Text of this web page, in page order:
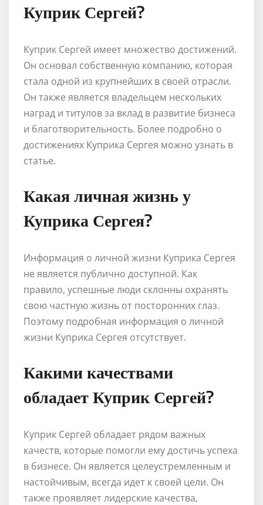
Куприк Сергей?
Куприк Сергей имеет множество достижений.
Он основал собственную компанию, которая
стала одной из крупнейших в своей отрасли.
Он также является владельцем нескольких
наград и титулов за вклад в развитие бизнеса
и благотворительность. Более подробно о
достижениях Куприка Сергея можно узнать в
статье.
Какая личная жизнь у
Куприка Сергея?
Информация о личной жизни Куприка Сергея
не является публично доступной. Как
правило, успешные люди склонны охранять
свою частную жизнь от посторонних глаз.
Поэтому подробная информация о личной
жизни Куприка Сергея отсутствует.
Какими качествами
обладает Куприк Сергей?
Куприк Сергей обладает рядом важных
качеств, которые помогли ему достичь успеха
в бизнесе. Он является целеустремленным и
настойчивым, всегда идет к своей цели. Он
также проявляет лидерские качества,